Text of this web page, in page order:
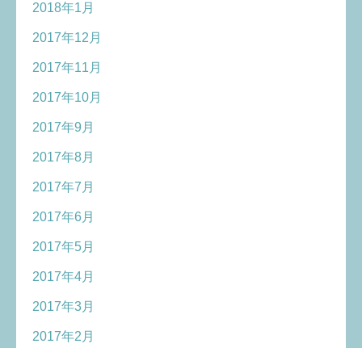
2018年1月
2017年12月
2017年11月
2017年10月
2017年9月
2017年8月
2017年7月
2017年6月
2017年5月
2017年4月
2017年3月
2017年2月